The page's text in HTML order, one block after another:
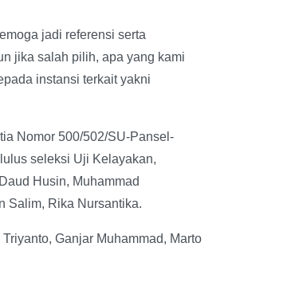
jadi referensi serta
jika salah pilih, apa yang kami
instansi terkait yakni
Nomor 500/502/SU-Pansel-
seleksi Uji Kelayakan,
Husin, Muhammad
Salim, Rika Nursantika.
Ganjar Muhammad, Marto